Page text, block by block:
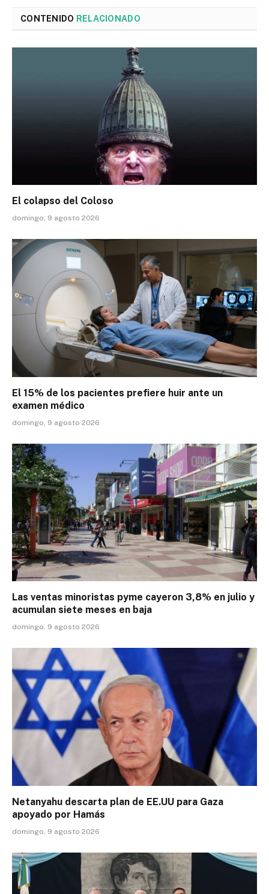
CONTENIDO RELACIONADO
El colapso del Coloso
domingo, 9 agosto 2026
El 15% de los pacientes prefiere huir ante un
examen médico
domingo, 9 agosto 2026
Las ventas minoristas pyme cayeron 3,8% en julio y
acumulan siete meses en baja
domingo, 9 agosto 2026
Netanyahu descarta plan de EE.UU para Gaza
apoyado por Hamás
domingo, 9 agosto 2026